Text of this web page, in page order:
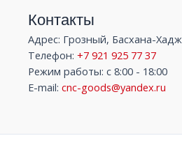
Контакты
Адрес: Грозный, Басхана-
Телефон: +7 921 925 77 37
Режим работы: с 8:00 - 18:00
E-mail: cnc-goods@yandex.ru